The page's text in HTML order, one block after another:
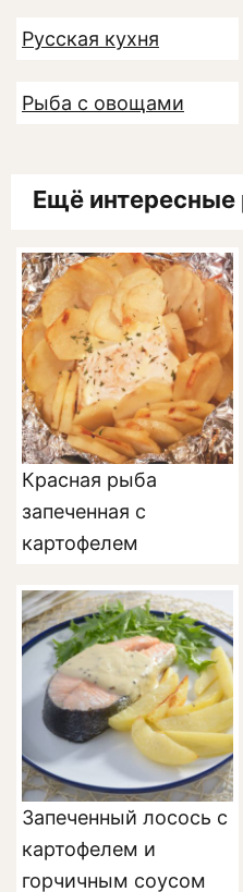
Русская кухня
Рыба с овощами
Ещё интересные
Красная рыба
запеченная с
картофелем
Запеченный лосось с
картофелем и
горчичным соусом